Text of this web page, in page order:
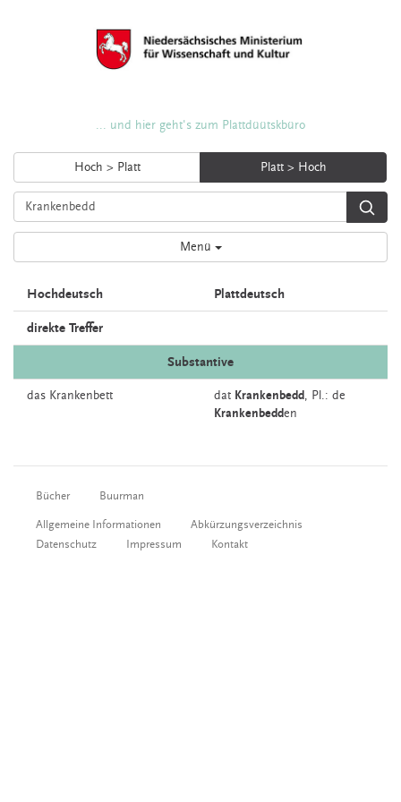
... und hier geht's zum Plattdüütskbüro
Hoch > Platt Platt > Hoch
Menü
Hochdeutsch Plattdeutsch
direkte Treffer
Substantive
das Krankenbett dat Krankenbedd, Pl.: de
Krankenbedden
Bücher Buurman
Allgemeine Informationen
Abkürzungsverzeichnis
Datenschutz
Impressum Kontakt